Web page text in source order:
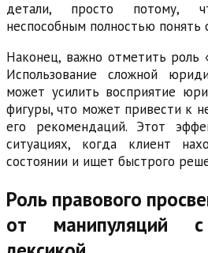
детали, просто потому,
неспособным полностью понять
Наконец, важно отметить роль
Использование сложной
может усилить восприятие
фигуры, что может привести к
его рекомендаций. Этот
ситуациях, когда клиент
состоянии и ищет быстрого
Роль правового
от манипуляций с